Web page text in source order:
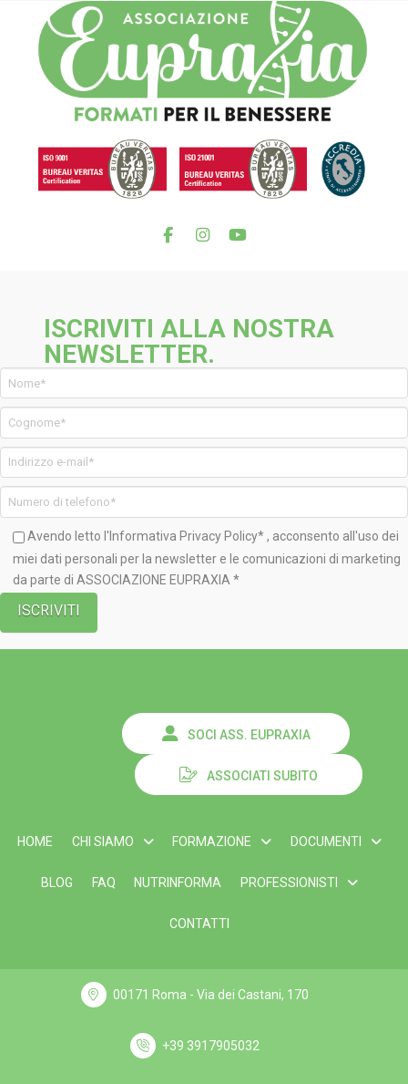
ISCRIVITI ALLA NOSTRA
NEWSLETTER.
Avendo letto l'Informativa Privacy Policy*, acconsento all'uso dei
miei dati personali per la newsletter e le comunicazioni di marketing
da parte di ASSOCIAZIONE EUPRAXIA *
SOCI ASS. EUPRAXIA
ASSOCIATI SUBITO
HOME CHI SIAMO FORMAZIONE DOCUMENTI
BLOG FAQ NUTRINFORMA PROFESSIONISTI
CONTATTI
00171 Roma - Via dei Castani, 170
+39 3917905032